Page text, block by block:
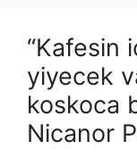
“Kafesin
yiyecek
koskoca
Nicanor